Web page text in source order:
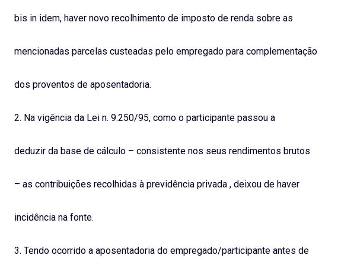
bis in idem, haver novo recolhimento de imposto de renda sobre as
mencionadas parcelas custeadas pelo empregado para complementação
dos proventos de aposentadoria.
2. Na vigência da Lei n. 9.250/95, como o participante passou a
deduzir da base de cálculo – consistente nos seus rendimentos brutos
– as contribuições recolhidas à previdência privada , deixou de haver
incidência na fonte.
3. Tendo ocorrido a aposentadoria do empregado/participante antes de